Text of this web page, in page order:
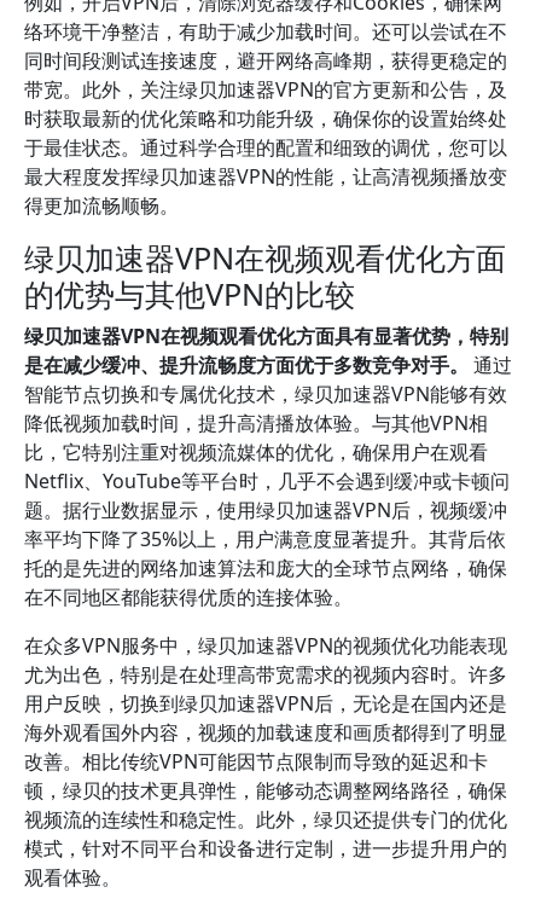
络环境干净整洁，有助于减少加载时间。还可以尝试在不
同时间段测试连接速度，避开网络高峰期，获得更稳定的
带宽。此外，关注绿贝加速器VPN的官方更新和公告，及
时获取最新的优化策略和功能升级，确保你的设置始终处
于最佳状态。通过科学合理的配置和细致的调优，您可以
最大程度发挥绿贝加速器VPN的性能，让高清视频播放变
得更加流畅顺畅。
绿贝加速器VPN在视频观看优化方面
的优势与其他VPN的比较
绿贝加速器VPN在视频观看优化方面具有显著优势，特别
是在减少缓冲、提升流畅度方面优于多数竞争对手。
通过
智能节点切换和专属优化技术，绿贝加速器VPN能够有效
降低视频加载时间，提升高清播放体验。与其他VPN相
比，它特别注重对视频流媒体的优化，确保用户在观看
Netflix、YouTube等平台时，几乎不会遇到缓冲或卡顿问
题。据行业数据显示，使用绿贝加速器VPN后，视频缓冲
率平均下降了35%以上，用户满意度显著提升。其背后依
托的是先进的网络加速算法和庞大的全球节点网络，确保
在不同地区都能获得优质的连接体验。
在众多VPN服务中，绿贝加速器VPN的视频优化功能表现
尤为出色，特别是在处理高带宽需求的视频内容时。许多
用户反映，切换到绿贝加速器VPN后，无论是在国内还是
海外观看国外内容，视频的加载速度和画质都得到了明显
改善。相比传统VPN可能因节点限制而导致的延迟和卡
顿，绿贝的技术更具弹性，能够动态调整网络路径，确保
视频流的连续性和稳定性。此外，绿贝还提供专门的优化
模式，针对不同平台和设备进行定制，进一步提升用户的
观看体验。